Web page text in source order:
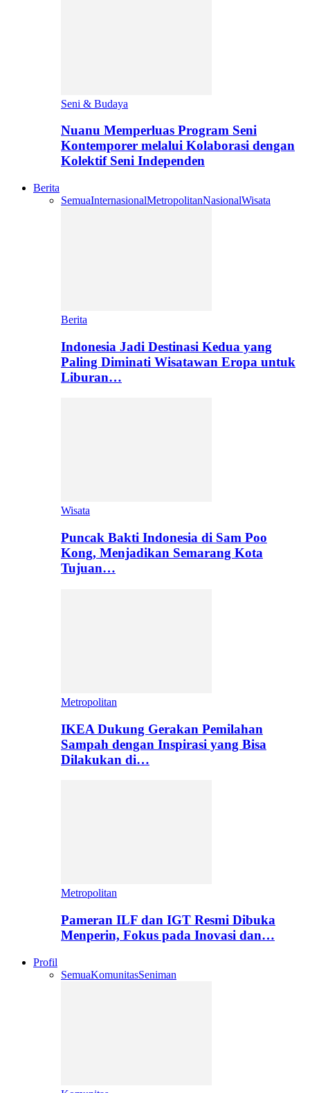
Seni & Budaya
Nuanu Memperluas Program Seni
Kontemporer melalui Kolaborasi dengan
Kolektif Seni Independen
Berita
SemuaInternasionalMetropolitanNasionalWisata
Berita
Indonesia Jadi Destinasi Kedua yang
Paling Diminati Wisatawan Eropa untuk
Liburan…
Wisata
Puncak Bakti Indonesia di Sam Poo
Kong, Menjadikan Semarang Kota
Tujuan…
Metropolitan
IKEA Dukung Gerakan Pemilahan
Sampah dengan Inspirasi yang Bisa
Dilakukan di…
Metropolitan
Pameran ILF dan IGT Resmi Dibuka
Menperin, Fokus pada Inovasi dan…
Profil
SemuaKomunitasSeniman